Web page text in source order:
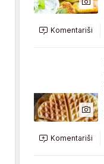
Komentariši
Komentariši